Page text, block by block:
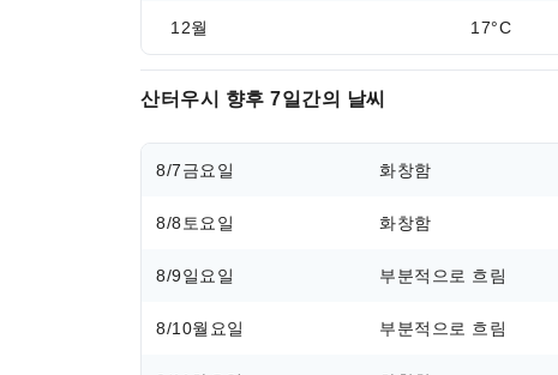
12월 17°C
산터우시 향후 7일간의 날씨
8/7금요일 화창함
8/8 토요일 화창함
8/9일요일 부분적으로 흐림
8/10월요일 부분적으로 흐림